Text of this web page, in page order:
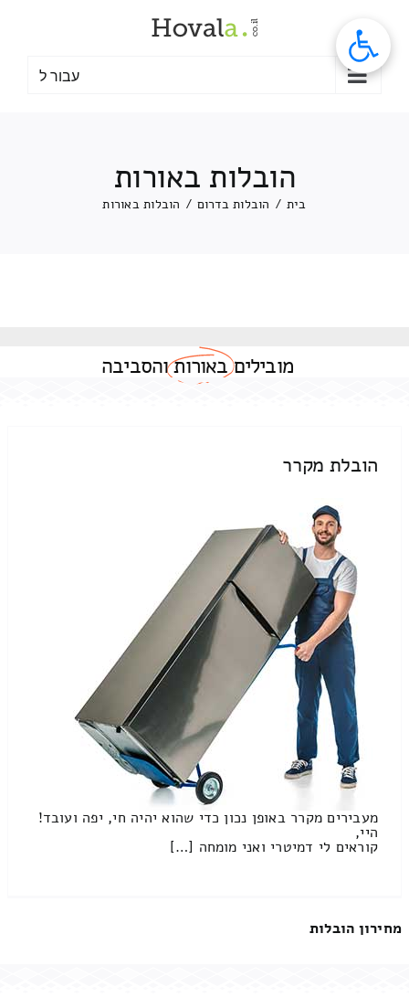
עבור ל
הובלות באורות
בית / הובלות בדרום / הובלות באורות
מוביליםבאורותוהסביבה
הובלת מקרר
מעבירים מקרר באופן נכון כדי שהוא יהיה חי, יפה ועובד!
היי,
קוראים לי דמיטרי ואני מומחה […]
מחירון הובלות